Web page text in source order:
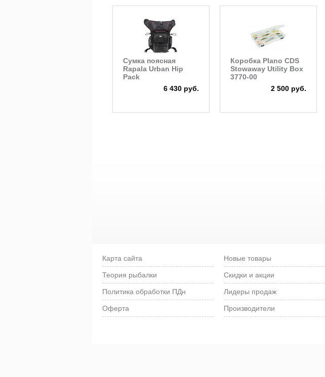
Сумка поясная
Rapala Urban Hip
Pack
6 430 руб.
Коробка Plano CDS
Stowaway Utility Box
3770-00
2 500 руб.
Карта сайта
Теория рыбалки
Политика обработки ПДн
Оферта
Новые товары
Скидки и акции
Лидеры продаж
Производители